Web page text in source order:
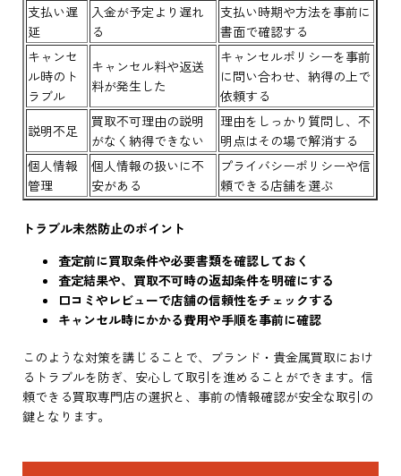
支払い遅
延
入金が予定より遅れ
る
支払い時期や方法を事前に
書面で確認する
キャンセ
ル時のト
ラブル
キャンセル料や返送
料が発生した
キャンセルポリシーを事前
に問い合わせ、納得の上で
依頼する
説明不足
買取不可理由の説明
がなく納得できない
理由をしっかり質問し、不
明点はその場で解消する
個人情報
管理
個人情報の扱いに不
安がある
プライバシーポリシーや信
頼できる店舗を選ぶ
トラブル未然防止のポイント
査定前に買取条件や必要書類を確認しておく
査定結果や、買取不可時の返却条件を明確にする
口コミやレビューで店舗の信頼性をチェックする
キャンセル時にかかる費用や手順を事前に確認
このような対策を講じることで、ブランド・貴金属買取におけ
るトラブルを防ぎ、安心して取引を進めることができます。信
頼できる買取専門店の選択と、事前の情報確認が安全な取引の
鍵となります。